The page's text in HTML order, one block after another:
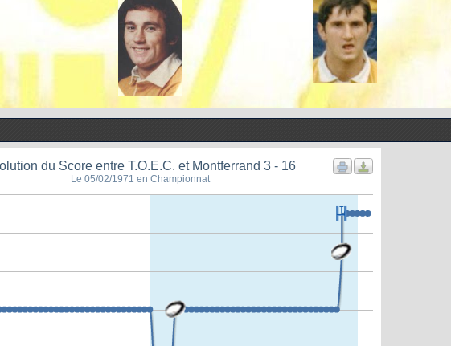
du Score entre T.O.E.C. et Montferrand 3 - 16
Le 05/02/1971 en Championnat